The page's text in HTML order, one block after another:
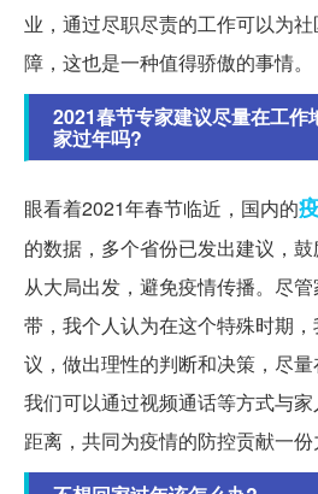
业，通过尽职尽责的工作可以为
障，这也是一种值得骄傲的事情。
2021春节专家建议尽量在工作
家过年吗?
眼看着2021年春节临近，国内的
的数据，多个省份已发出建议，鼓
从大局出发，避免疫情传播。尽
带，我个人认为在这个特殊时期
议，做出理性的判断和决策，尽量
我们可以通过视频通话等方式与
距离，共同为疫情的防控贡献一份